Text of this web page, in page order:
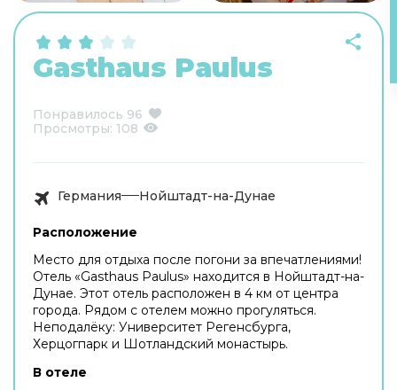
Gasthaus Paulus
Понравилось 96
Просмотры: 108
Германия Нойштадт-на-Дунае
Расположение
Место для отдыха после погони за впечатлениями!
Отель «Gasthaus Paulus» находится в Нойштадт-на-
Дунае. Этот отель расположен в 4 км от центра
города. Рядом с отелем можно прогуляться.
Неподалёку: Университет Регенсбурга,
Херцогпарк и Шотландский монастырь.
В отеле